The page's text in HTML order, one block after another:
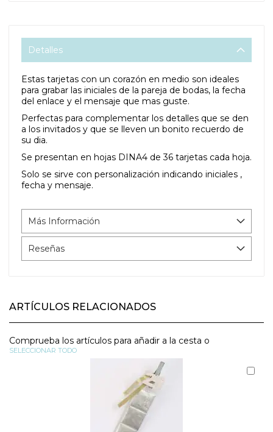
Detalles
Estas tarjetas con un corazón en medio son ideales
para grabar las iniciales de la pareja de bodas, la fecha
del enlace y el mensaje que mas guste.
Perfectas para complementar los detalles que se den
a los invitados y que se lleven un bonito recuerdo de
su dia.
Se presentan en hojas DINA4 de 36 tarjetas cada hoja.
Solo se sirve con personalización indicando iniciales ,
fecha y mensaje.
Más Información
Reseñas
ARTÍCULOS RELACIONADOS
Comprueba los artículos para añadir a la cesta o
SELECCIONAR TODO